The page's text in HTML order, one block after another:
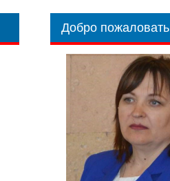
Добро пожаловать